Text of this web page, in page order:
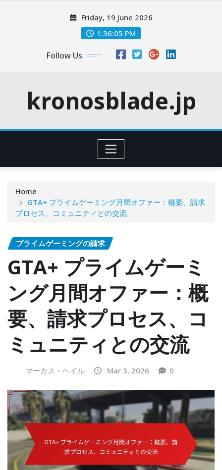
Friday, 19 June 2026
1:36:06 PM
Follow Us
kronosblade.jp
Home
GTA+ プライムゲーミング月間オファー：概要、請求
プロセス、コミュニティとの交流
プライムゲーミングの請求
GTA+ プライムゲーミ
ング月間オファー：概
要、請求プロセス、コ
ミュニティとの交流
マーカス・ヘイル Mar 3, 2026 0